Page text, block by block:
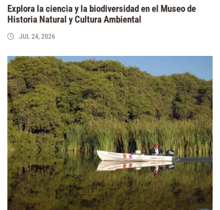
Explora la ciencia y la biodiversidad en el Museo de
Historia Natural y Cultura Ambiental
JUL 24, 2026